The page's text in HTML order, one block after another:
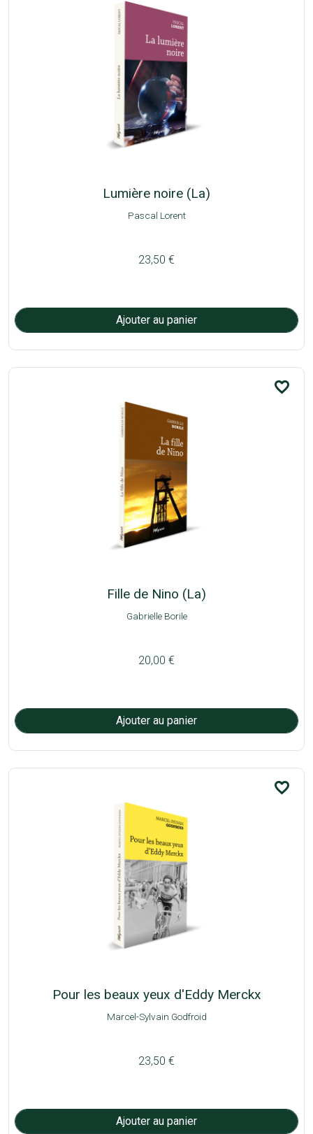
Lumière noire (La)
Pascal Lorent
23,50 €
favorite_border
Fille de Nino (La)
Gabrielle Borile
20,00 €
favorite_border
Pour les beaux yeux d'Eddy Merckx
Marcel-Sylvain Godfroid
23,50 €